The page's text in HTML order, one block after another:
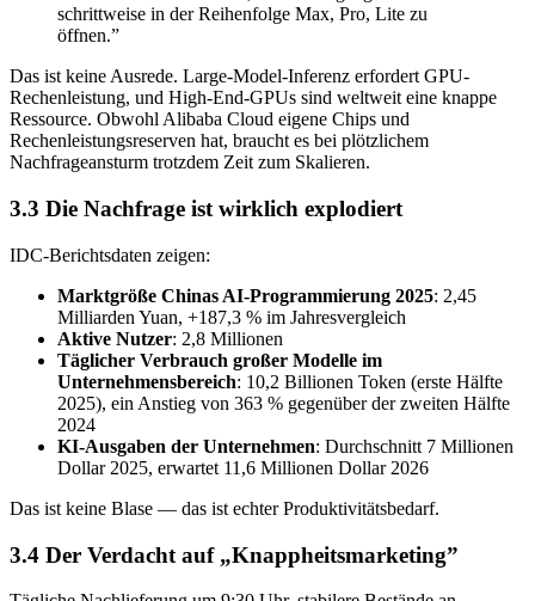
schrittweise in der Reihenfolge Max, Pro, Lite zu
öffnen.”
Das ist keine Ausrede. Large-Model-Inferenz erfordert GPU-
Rechenleistung, und High-End-GPUs sind weltweit eine knappe
Ressource. Obwohl Alibaba Cloud eigene Chips und
Rechenleistungsreserven hat, braucht es bei plötzlichem
Nachfrageansturm trotzdem Zeit zum Skalieren.
3.3 Die Nachfrage ist wirklich explodiert
IDC-Berichtsdaten zeigen:
Marktgröße Chinas AI-Programmierung 2025: 2,45
Milliarden Yuan, +187,3 % im Jahresvergleich
Aktive Nutzer: 2,8 Millionen
Täglicher Verbrauch großer Modelle im
Unternehmensbereich: 10,2 Billionen Token (erste Hälfte
2025), ein Anstieg von 363 % gegenüber der zweiten Hälfte
2024
KI-Ausgaben der Unternehmen: Durchschnitt 7 Millionen
Dollar 2025, erwartet 11,6 Millionen Dollar 2026
Das ist keine Blase — das ist echter Produktivitätsbedarf.
3.4 Der Verdacht auf „Knappheitsmarketing”